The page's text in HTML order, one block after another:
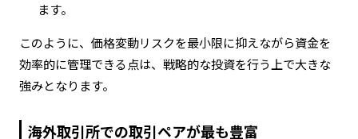
ます。
このように、価格変動リスクを最小限に抑えながら資金を
効率的に管理できる点は、戦略的な投資を行う上で大きな
強みとなります。
海外取引所での取引ペアが最も豊富